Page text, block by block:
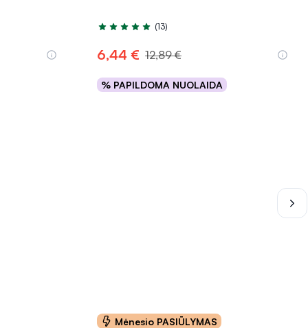
Įvertinimas 4.9 iš 5
(13)
6,44 € 12,89 €
% PAPILDOMA NUOLAIDA
Į krepšelį
Mėnesio PASIŪLYMAS